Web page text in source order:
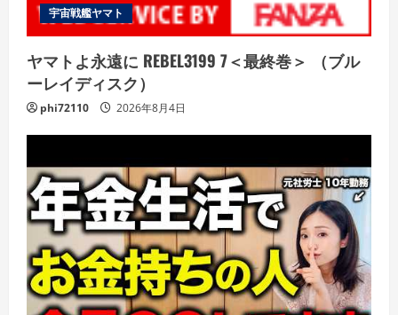
宇宙戦艦ヤマト
ヤマトよ永遠に REBEL3199 7＜最終巻＞ （ブル
ーレイディスク）
phi72110 2026年8月4日